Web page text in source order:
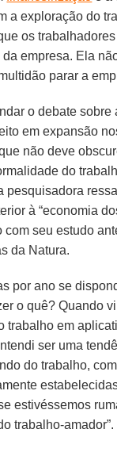
a exploração do
os
empresa. Ela
parar a
o debate
em expansão
não deve
do
pesquisadora
à “economia
com seu estudo
da Natura.
por ano se
o quê? Quando
trabalho em
ser uma
do trabalho,
estivéssemos
trabalho-amador”.